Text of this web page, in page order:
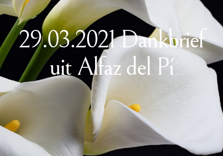
29.03.2021 Dankbrief
uit Alfaz del Pí